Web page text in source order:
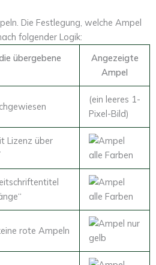
Die Festlegung, welche Ampel
folgender Logik:
übergebene
Angezeigte
Ampel
(ein leeres 1-
Pixel-Bild)
Lizenz über
rote Ampeln